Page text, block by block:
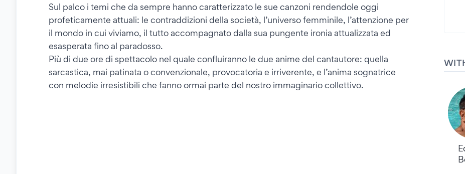
Sul palco i temi che da sempre hanno caratterizzato le sue canzoni rendendole oggi
profeticamente attuali: le contraddizioni della società, l’universo femminile, l’attenzione per
il mondo in cui viviamo, il tutto accompagnato dalla sua pungente ironia attualizzata ed
esasperata fino al paradosso.
Più di due ore di spettacolo nel quale confluiranno le due anime del cantautore: quella
sarcastica, mai patinata o convenzionale, provocatoria e irriverente, e l’anima sognatrice
con melodie irresistibili che fanno ormai parte del nostro immaginario collettivo.